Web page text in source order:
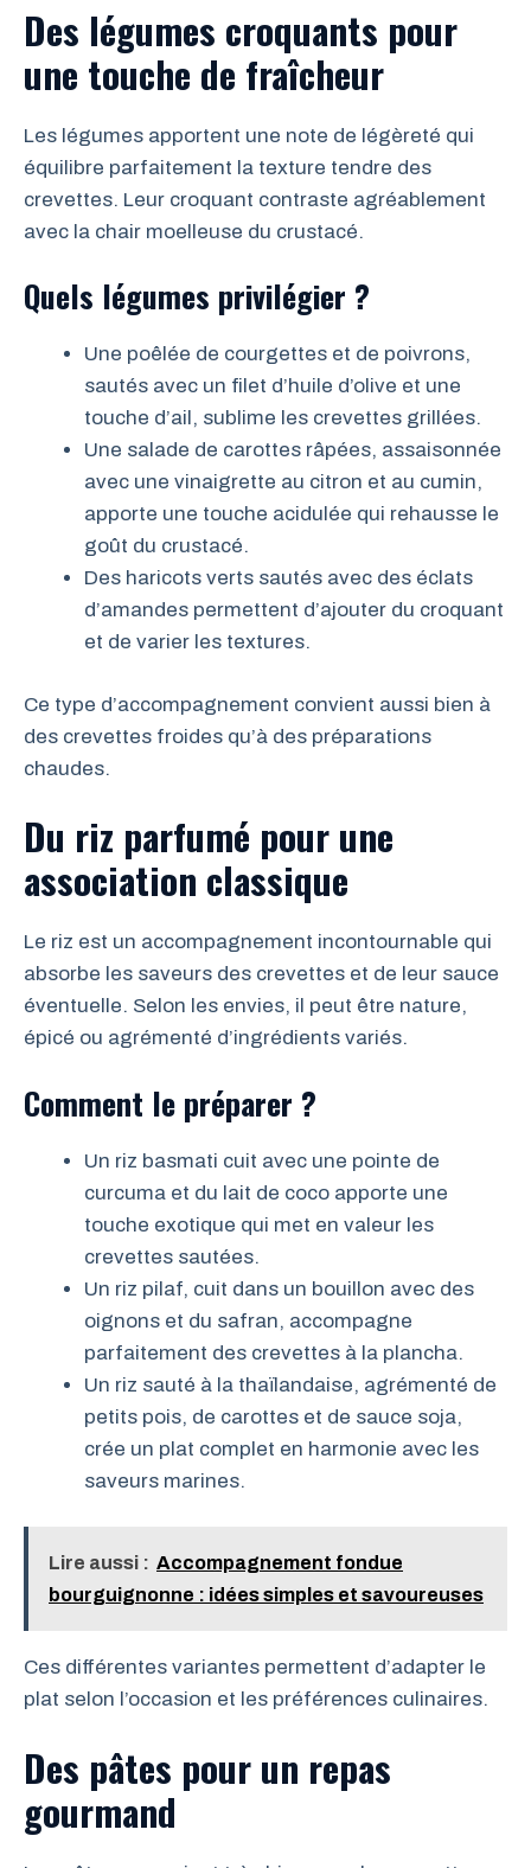
Des légumes croquants pour
une touche de fraîcheur
Les légumes apportent une note de légèreté qui
équilibre parfaitement la texture tendre des
crevettes. Leur croquant contraste agréablement
avec la chair moelleuse du crustacé.
Quels légumes privilégier ?
Une poêlée de courgettes et de poivrons,
sautés avec un filet d’huile d’olive et une
touche d’ail, sublime les crevettes grillées.
Une salade de carottes râpées, assaisonnée
avec une vinaigrette au citron et au cumin,
apporte une touche acidulée qui rehausse le
goût du crustacé.
Des haricots verts sautés avec des éclats
d’amandes permettent d’ajouter du croquant
et de varier les textures.
Ce type d’accompagnement convient aussi bien à
des crevettes froides qu’à des préparations
chaudes.
Du riz parfumé pour une
association classique
Le riz est un accompagnement incontournable qui
absorbe les saveurs des crevettes et de leur sauce
éventuelle. Selon les envies, il peut être nature,
épicé ou agrémenté d’ingrédients variés.
Comment le préparer ?
Un riz basmati cuit avec une pointe de
curcuma et du lait de coco apporte une
touche exotique qui met en valeur les
crevettes sautées.
Un riz pilaf, cuit dans un bouillon avec des
oignons et du safran, accompagne
parfaitement des crevettes à la plancha.
Un riz sauté à la thaïlandaise, agrémenté de
petits pois, de carottes et de sauce soja,
crée un plat complet en harmonie avec les
saveurs marines.
Lire aussi : Accompagnement fondue
bourguignonne : idées simples et savoureuses
Ces différentes variantes permettent d’adapter le
plat selon l’occasion et les préférences culinaires.
Des pâtes pour un repas
gourmand